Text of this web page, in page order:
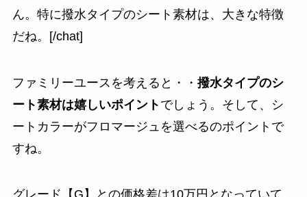
ん。特に撥水タイプのシート素材は、大きな特徴
だね。[/chat]
ファミリーユースを考えると・・ 撥水タイプのシ
ート素材は嬉しいポイント でしょう。そして、シ
ートカラーがフロマージュを選べるのポイントで
すね。